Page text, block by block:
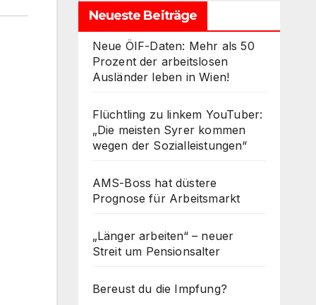
Neueste Beiträge
Neue ÖIF-Daten: Mehr als 50
Prozent der arbeitslosen
Ausländer leben in Wien!
Flüchtling zu linkem YouTuber:
„Die meisten Syrer kommen
wegen der Sozialleistungen“
AMS-Boss hat düstere
Prognose für Arbeitsmarkt
„Länger arbeiten“ – neuer
Streit um Pensionsalter
Bereust du die Impfung?